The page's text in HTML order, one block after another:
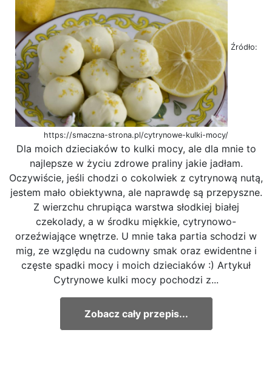
Źródło:
https://smaczna-strona.pl/cytrynowe-kulki-mocy/
Dla moich dzieciaków to kulki mocy, ale dla mnie to
najlepsze w życiu zdrowe praliny jakie jadłam.
Oczywiście, jeśli chodzi o cokolwiek z cytrynową nutą,
jestem mało obiektywna, ale naprawdę są przepyszne.
Z wierzchu chrupiąca warstwa słodkiej białej
czekolady, a w środku miękkie, cytrynowo-
orzeźwiające wnętrze. U mnie taka partia schodzi w
mig, ze względu na cudowny smak oraz ewidentne i
częste spadki mocy i moich dzieciaków :) Artykuł
Cytrynowe kulki mocy pochodzi z...
Zobacz cały przepis...